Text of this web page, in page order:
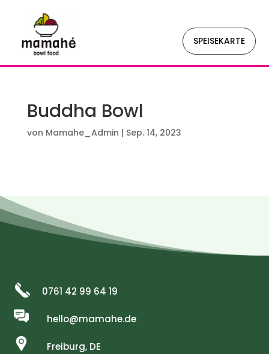
SPEISEKARTE
Buddha Bowl
von Mamahe_Admin | Sep. 14, 2023
0761 42 99 64 19
hello@mamahe.de
Freiburg, DE